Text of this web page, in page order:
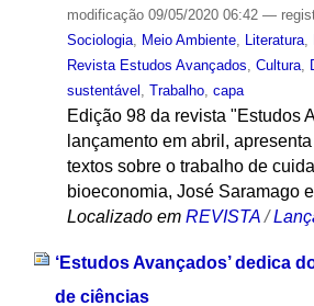
modificação09/05/2020 06:42 —
Sociologia, Meio Ambiente, Literatura,
Revista Estudos Avançados Cultura,
sustentável Trabalho, capa
Edição 98 da revista "Estudos
lançamento em abril,
textos sobre o trabalho de
bioeconomia, José Saramago
Localizado em REVISTA /
‘Estudos Avançados’ dedica
de ciências